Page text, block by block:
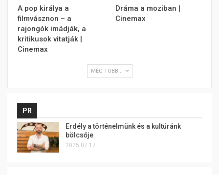
A pop királya a
filmvásznon – a
rajongók imádják, a
kritikusok vitatják |
Cinemax
Dráma a moziban |
Cinemax
MÉG TÖBB...
PR
Erdély a történelmünk és a kultúránk
bölcsője
2025.07.17.